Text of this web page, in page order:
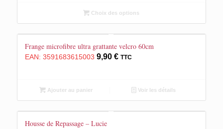
2,40 €
à
5,00 €
Choix des options
Frange microfibre ultra grattante velcro 60cm
EAN: 3591683615003 9,90 € TTC
Ajouter au panier Voir les détails
Housse de Repassage – Lucie